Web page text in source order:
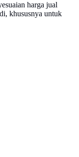
harga jual
khususnya untuk